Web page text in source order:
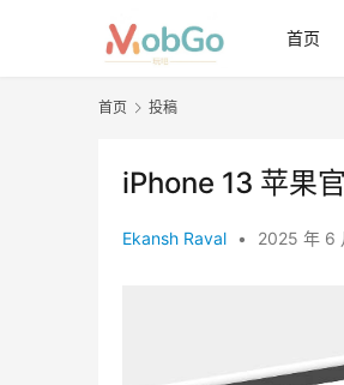
首页
首页 投稿
iPhone 13 苹果
Ekansh Raval • 2025 年 6